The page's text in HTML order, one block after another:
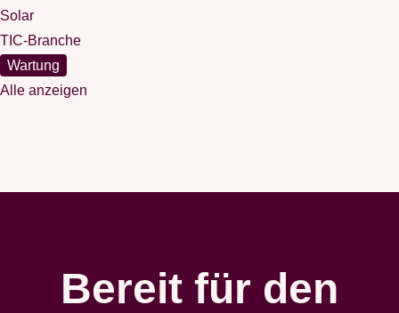
Solar
TIC-Branche
Wartung
Alle anzeigen
Bereit für den